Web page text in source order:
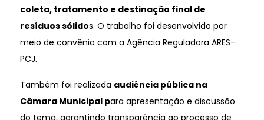
coleta, tratamento e destinação final de
resíduos sólidos. O trabalho foi desenvolvido por
meio de convênio com a Agência Reguladora ARES-
PCJ.
Também foi realizada audiência pública na
Câmara Municipal para apresentação e discussão
do tema, garantindo transparência ao processo de